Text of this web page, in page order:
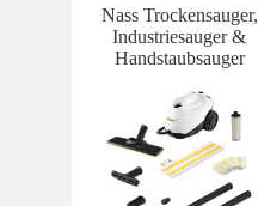
Nass Trockensauger,
Industriesauger &
Handstaubsauger